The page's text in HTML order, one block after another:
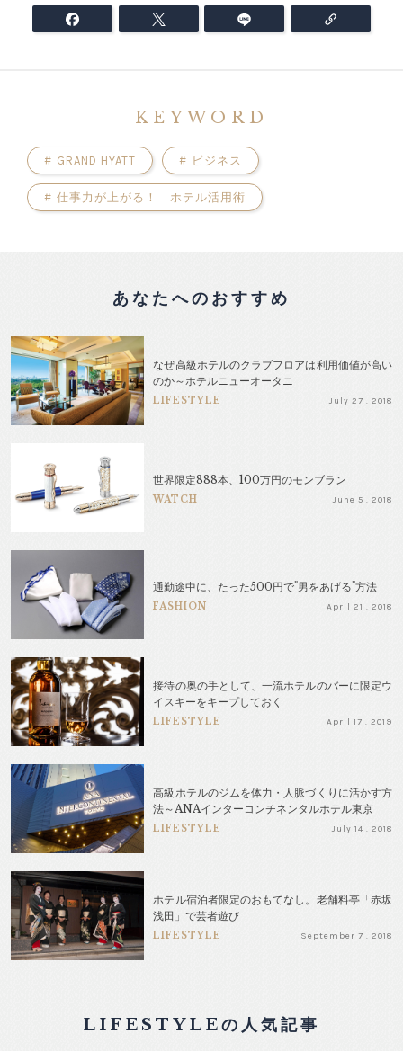
KEYWORD
# GRAND HYATT # ビジネス
# 仕事力が上がる！ ホテル活用術
あなたへのおすすめ
なぜ高級ホテルのクラブフロアは利用価値が高い
のか～ホテルニューオータニ
LIFESTYLE July 27 . 2018
世界限定888本、100万円のモンブラン
WATCH June 5 . 2018
通勤途中に、たった500円で"男をあげる"方法
FASHION April 21 . 2018
接待の奥の手として、一流ホテルのバーに限定ウ
イスキーをキープしておく
LIFESTYLE April 17 . 2019
高級ホテルのジムを体力・人脈づくりに活かす方
法～ANAインターコンチネンタルホテル東京
LIFESTYLE July 14 . 2018
ホテル宿泊者限定のおもてなし。老舗料亭「赤坂
浅田」で芸者遊び
LIFESTYLE September 7 . 2018
LIFESTYLEの人気記事